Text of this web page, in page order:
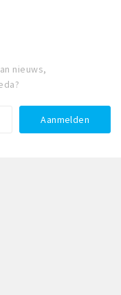
nieuws,